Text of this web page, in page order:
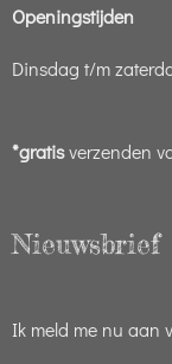
Openingstijden
Dinsdag t/m
*gratisverzenden
Nieuwsbrief
Ik meld me nu aan